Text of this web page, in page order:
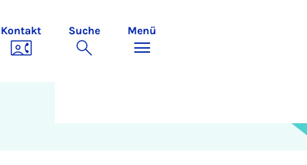
Kontakt Suche Menü